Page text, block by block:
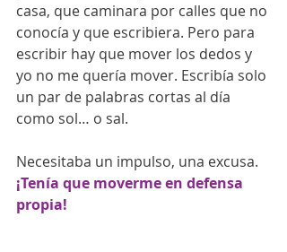
casa, que caminara por calles que no
conocía y que escribiera. Pero para
escribir hay que mover los dedos y
yo no me quería mover. Escribía solo
un par de palabras cortas al día
como sol… o sal.
Necesitaba un impulso, una excusa.
¡Tenía que moverme en defensa
propia!